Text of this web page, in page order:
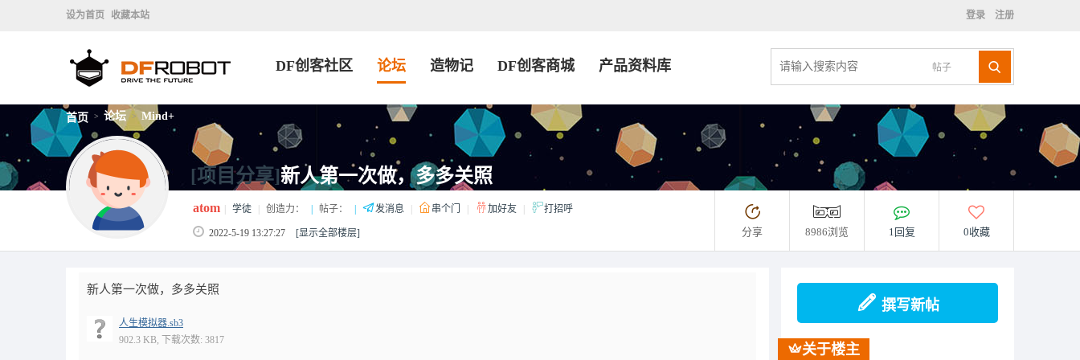
设为首页 收藏本站 登录 注册
帖子
DF创客社区 论坛 造物记 DF创客商城 产品资料库
首页 > 论坛 > Mind+
[项目分享]新人第一次做，多多关照
atom 学徒 创造力： 帖子： 发消息 串个门 加好友 打招呼
2022-5-19 13:27:27 [显示全部楼层] 分享 8986浏览 1回复 0收藏
新人第一次做，多多关照
人生模拟器.sb3
902.3 KB, 下载次数: 3817
撰写新帖
关于楼主